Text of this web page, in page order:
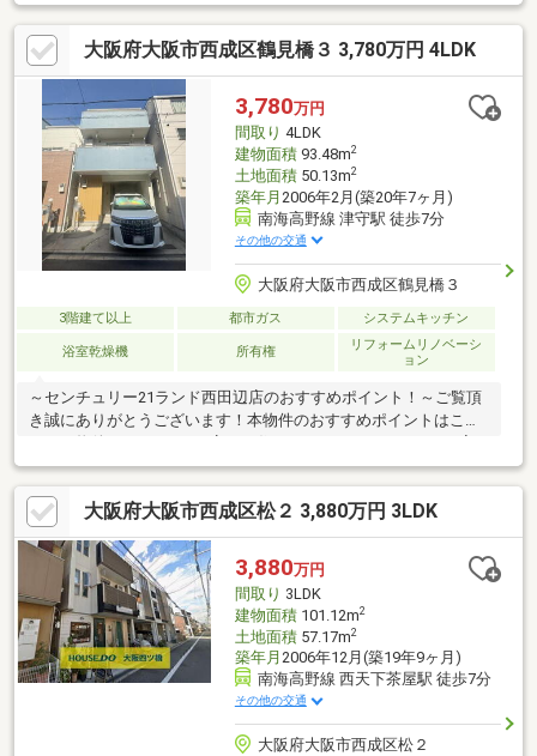
い納戸スペースがあり、収納スペースとしてはもちろん居室とし
ても活用できます。LDKは二面採光で陽当たりもよく生活スタイ
ルに合わせて柔軟に空間を使えるつくり 居室には収納完備！シン
プルで使いやすく多用途に対応できます。屋根付きのゆとりある
ベランダや駐車スペースなどファミリー層におすすめのお家で
す！
大阪府大阪市西成区鶴見橋３ 3,780万円 4LDK
3,780万円
間取り 4LDK
建物面積93.48m2
土地面積50.13m2
築年月 2006年2月(築20年7ヶ月)
南海高野線 津守駅 徒歩7分
その他の交通
大阪府大阪市西成区鶴見橋３
3階建て以上 都市ガス システムキッチン
浴室乾燥機 所有権
リフォームリノベーシ
ョン
～センチュリー21ランド西田辺店のおすすめポイント！～ご覧頂
き誠にありがとうございます！本物件のおすすめポイントはこち
ら！＜物件について＞■丁寧にお住まいになられていたため、室
内の状態は良好です■設置されている家具・家電は、ご希望に応
じて一部をサービス品としてお渡し可能ですお気軽にお問い合わ
せください！＜センチュリー21ランドについて＞●センチュリー
21ランド西田辺店は・・・ お客様のニーズに寄り添い、大切な
お住まいのご購入に最後まで伴走いたします！●リフォームのご
相談も承っております。●不動産に関するお悩み等、なんでもお
気軽にご相談くださいませ！
大阪府大阪市西成区松２ 3,880万円 3LDK
3,880万円
間取り 3LDK
建物面積101.12m2
土地面積57.17m2
築年月 2006年12月(築19年9ヶ月)
南海高野線 西天下茶屋駅 徒歩7分
その他の交通
大阪府大阪市西成区松２